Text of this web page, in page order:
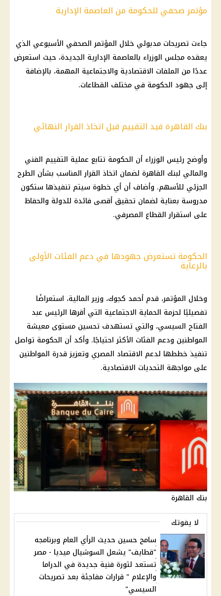
مؤتمر صحفي للحكومة من العاصمة الإدارية
جاءت تصريحات مدبولي خلال المؤتمر الصحفي الأسبوعي الذي
يعقده مجلس الوزراء بالعاصمة الإدارية الجديدة، حيث استعرض
عددًا من الملفات الاقتصادية والاجتماعية المهمة، بالإضافة
إلى جهود الحكومة في مختلف القطاعات.
بنك القاهرة قيد التقييم قبل اتخاذ القرار النهائي
وأوضح رئيس الوزراء أن الحكومة تتابع عملية التقييم الفني
والمالي لبنك القاهرة لضمان اتخاذ القرار المناسب بشأن الطرح
الجزئي للأسهم. وأضاف أن أي خطوة سيتم تنفيذها ستكون
مدروسة بعناية لضمان تحقيق أقصى فائدة للدولة والحفاظ
على استقرار القطاع المصرفي.
الحكومة تستعرض جهودها في دعم الفئات الأولى
بالرعاية
وخلال المؤتمر، قدم أحمد كجوك، وزير المالية، استعراضًا
تفصيليًا لحزمة الحماية الاجتماعية التي أقرها الرئيس عبد
الفتاح السيسي، والتي تستهدف تحسين مستوى معيشة
المواطنين ودعم الفئات الأكثر احتياجًا. وأكد أن الحكومة تواصل
تنفيذ خططها لدعم الاقتصاد المصري وتعزيز قدرة المواطنين
على مواجهة التحديات الاقتصادية.
بنك القاهرة
لا يفوتك
سامح حسين حديث الرأي العام وبرنامجه
"قطايف" يشعل السوشيال ميديا - مصر
تستعد لثورة فنية جديدة في الدراما
والإعلام " قرارات مفاجئة بعد تصريحات
السيسي"